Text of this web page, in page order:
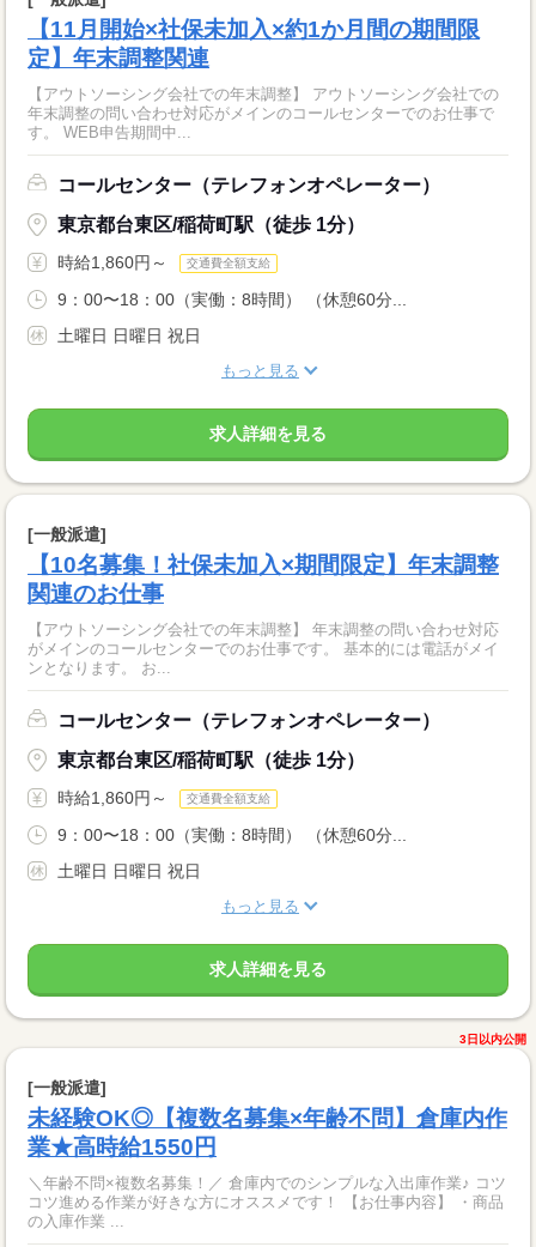
【11月開始×社保未加入×約1か月間の期間限
定】年末調整関連
【アウトソーシング会社での年末調整】 アウトソーシング会社での
年末調整の問い合わせ対応がメインのコールセンターでのお仕事で
す。 WEB申告期間中...
コールセンター（テレフォンオペレーター）
東京都台東区/稲荷町駅（徒歩 1分）
時給1,860円～ 交通費全額支給
9：00〜18：00（実働：8時間） （休憩60分...
土曜日 日曜日 祝日
もっと見る
求人詳細を見る
[一般派遣]
【10名募集！社保未加入×期間限定】年末調整
関連のお仕事
【アウトソーシング会社での年末調整】 年末調整の問い合わせ対応
がメインのコールセンターでのお仕事です。 基本的には電話がメイ
ンとなります。 お...
コールセンター（テレフォンオペレーター）
東京都台東区/稲荷町駅（徒歩 1分）
時給1,860円～ 交通費全額支給
9：00〜18：00（実働：8時間） （休憩60分...
土曜日 日曜日 祝日
もっと見る
求人詳細を見る
3日以内公開
[一般派遣]
未経験OK◎【複数名募集×年齢不問】倉庫内作
業★高時給1550円
＼年齢不問×複数名募集！／ 倉庫内でのシンプルな入出庫作業♪ コツ
コツ進める作業が好きな方にオススメです！ 【お仕事内容】 ・商品
の入庫作業 ...